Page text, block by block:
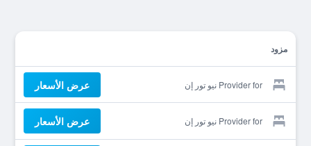
مزود
Provider for نيو تور إن عرض الأسعار
Provider for نيو تور إن عرض الأسعار